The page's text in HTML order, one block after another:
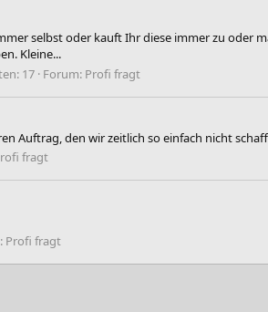
selbst oder kauft Ihr diese immer zu oder
Kleine...
17 Forum: Profi fragt
Auftrag, den wir zeitlich so einfach nicht
fragt
Profi fragt